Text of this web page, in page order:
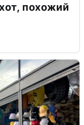
похожий